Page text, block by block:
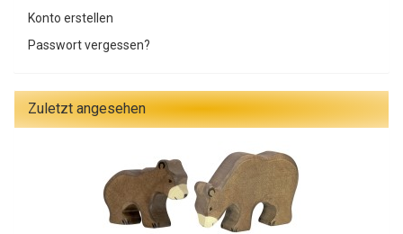
Konto erstellen
Passwort vergessen?
Zuletzt angesehen